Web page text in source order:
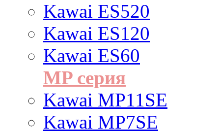
Kawai ES520
Kawai ES120
Kawai ES60
MP серия
Kawai MP11SE
Kawai MP7SE